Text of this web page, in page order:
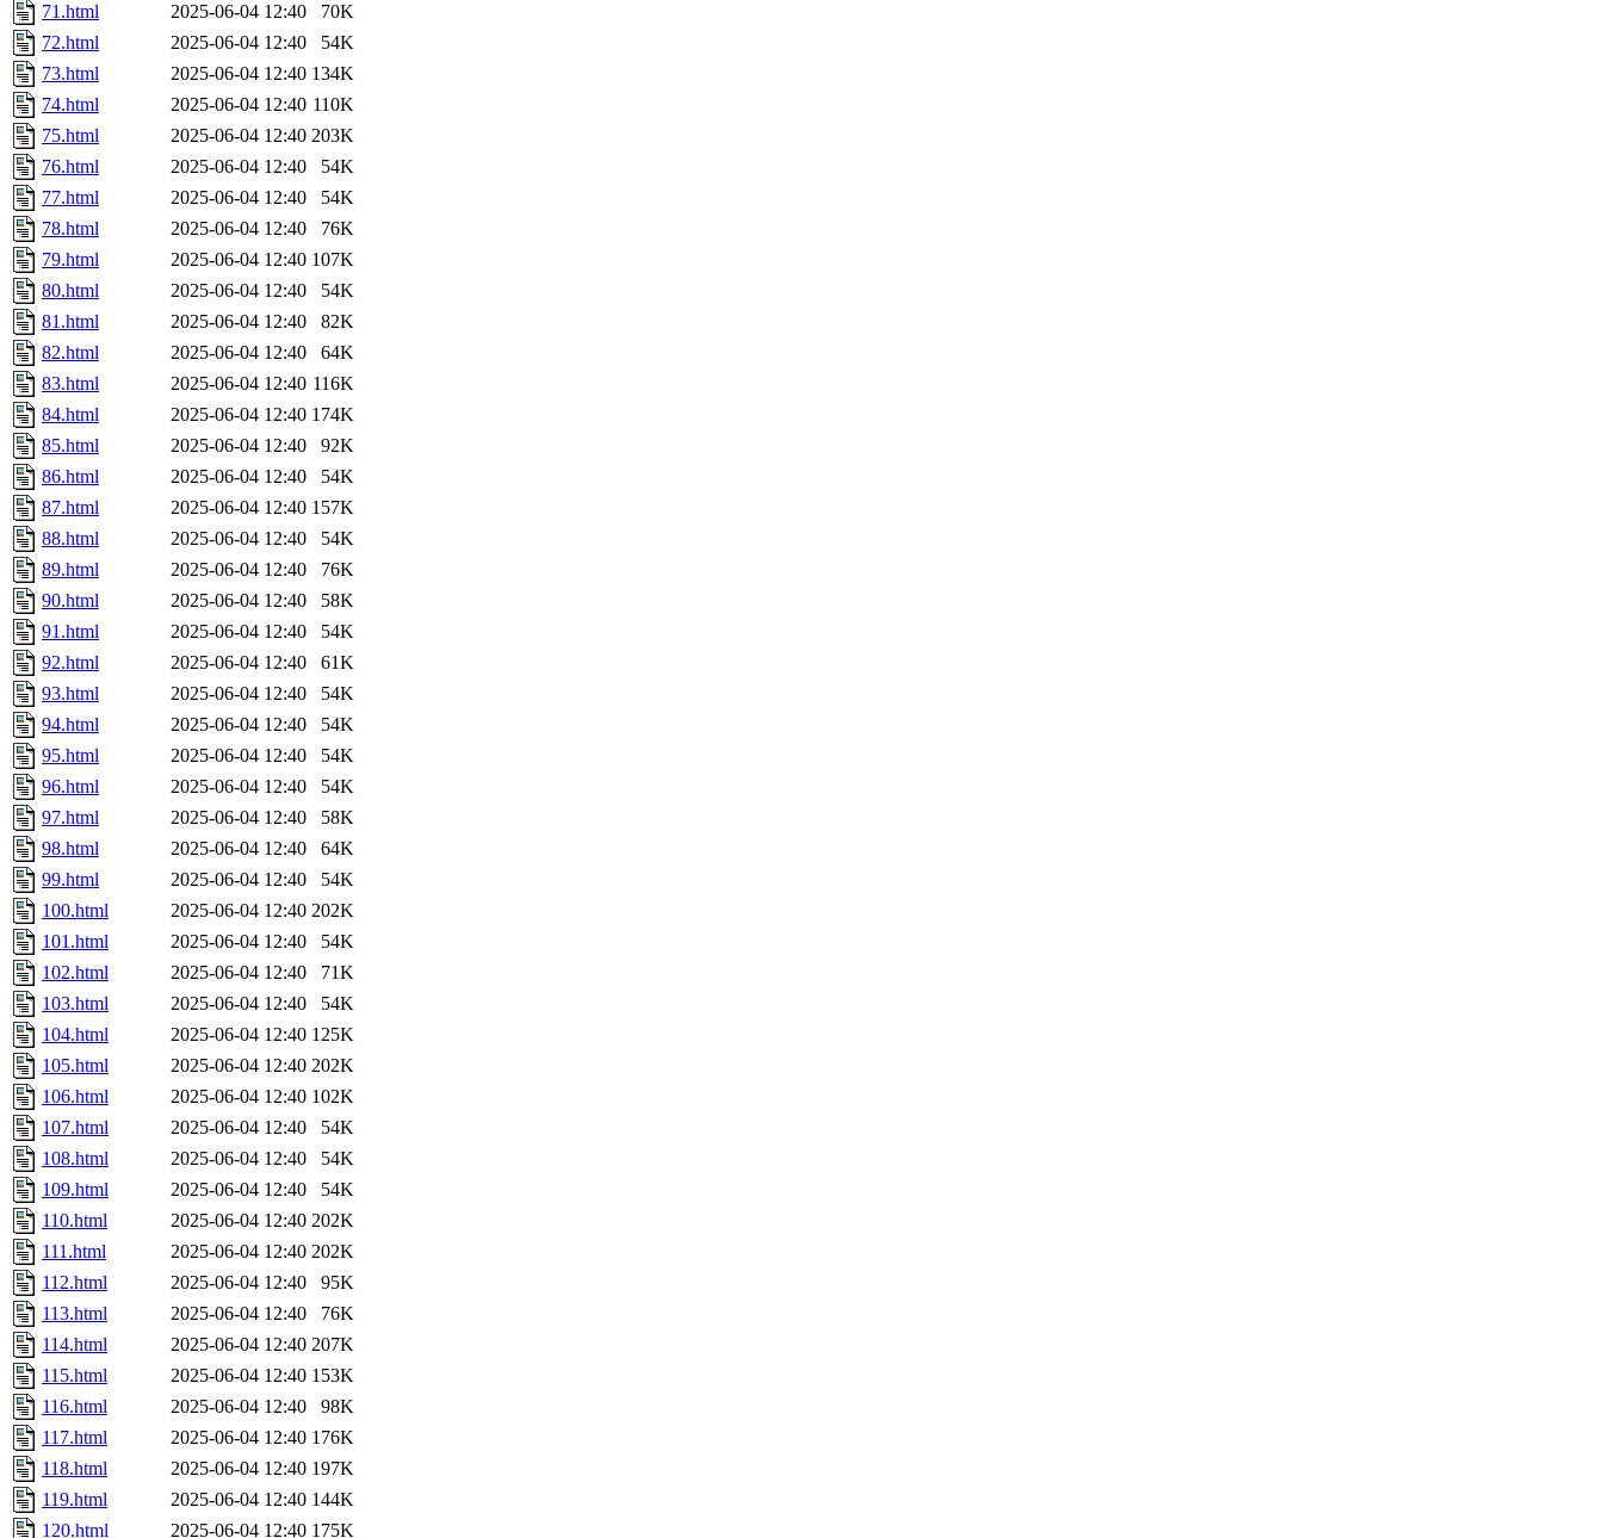
71.html
2025-06-04 12:40
70K
72.html
2025-06-04 12:40
54K
73.html
2025-06-04 12:40 134K
74.html
2025-06-04 12:40 110K
75.html
2025-06-04 12:40 203K
76.html
2025-06-04 12:40
54K
77.html
2025-06-04 12:40
54K
78.html
2025-06-04 12:40
76K
79.html
2025-06-04 12:40 107K
80.html
2025-06-04 12:40
54K
81.html
2025-06-04 12:40
82K
82.html
2025-06-04 12:40
64K
83.html
2025-06-04 12:40 116K
84.html
2025-06-04 12:40 174K
85.html
2025-06-04 12:40
92K
86.html
2025-06-04 12:40
54K
87.html
2025-06-04 12:40 157K
88.html
2025-06-04 12:40
54K
89.html
2025-06-04 12:40
76K
90.html
2025-06-04 12:40
58K
91.html
2025-06-04 12:40
54K
92.html
2025-06-04 12:40
61K
93.html
2025-06-04 12:40
54K
94.html
2025-06-04 12:40
54K
95.html
2025-06-04 12:40
54K
96.html
2025-06-04 12:40
54K
97.html
2025-06-04 12:40
58K
98.html
2025-06-04 12:40
64K
99.html
2025-06-04 12:40
54K
100.html
2025-06-04 12:40 202K
101.html
2025-06-04 12:40
54K
102.html
2025-06-04 12:40
71K
103.html
2025-06-04 12:40
54K
104.html
2025-06-04 12:40 125K
105.html
2025-06-04 12:40 202K
106.html
2025-06-04 12:40 102K
107.html
2025-06-04 12:40
54K
108.html
2025-06-04 12:40
54K
109.html
2025-06-04 12:40
54K
110.html
2025-06-04 12:40 202K
111.html
2025-06-04 12:40 202K
112.html
2025-06-04 12:40
95K
113.html
2025-06-04 12:40
76K
114.html
2025-06-04 12:40 207K
115.html
2025-06-04 12:40 153K
116.html
2025-06-04 12:40
98K
117.html
2025-06-04 12:40 176K
118.html
2025-06-04 12:40 197K
119.html
2025-06-04 12:40 144K
120.html
2025-06-04 12:40 175K